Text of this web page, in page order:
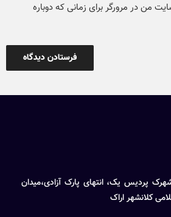
من در مرورگر برای زمانی که دوباره
پردیس یک، انتهای پارک آزادی،میدان
کلانشهر اراک